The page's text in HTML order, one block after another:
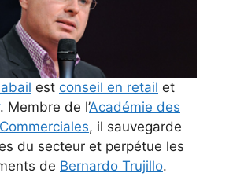
est conseil en retail et
. Membre de l’Académie des
, il sauvegarde
du secteur et perpétue les
de Bernardo Trujillo.